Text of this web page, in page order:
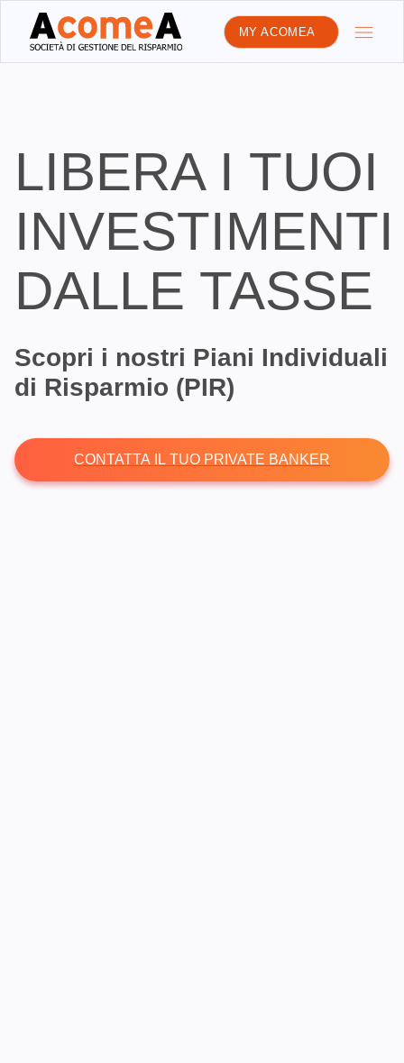
MY ACOMEA
LIBERA I TUOI
INVESTIMENTI
DALLE TASSE
Scopri i nostri Piani Individuali
di Risparmio (PIR)
CONTATTA IL TUO PRIVATE BANKER